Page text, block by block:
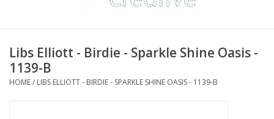
Nieuws
Herfst & Halloween
Libs Elliott - Birdie - Sparkle Shine Oasis -
1139-B
HOME/ LIBS ELLIOTT - BIRDIE - SPARKLE SHINE OASIS - 1139-B